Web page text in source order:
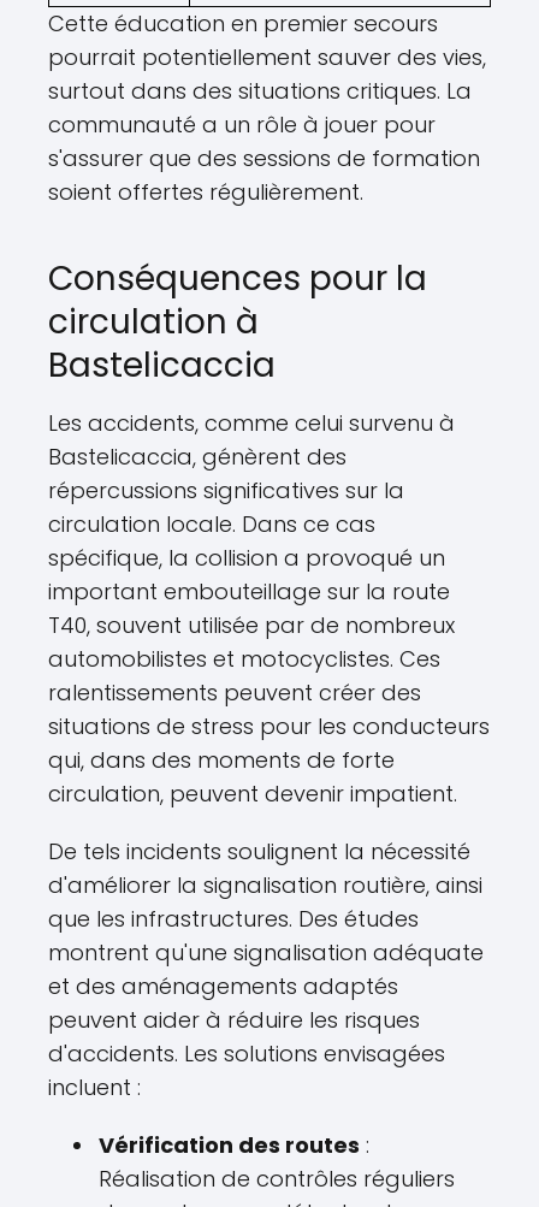
Cette éducation en premier secours
pourrait potentiellement sauver des vies,
surtout dans des situations critiques. La
communauté a un rôle à jouer pour
s'assurer que des sessions de formation
soient offertes régulièrement.
Conséquences pour la
circulation à
Bastelicaccia
Les accidents, comme celui survenu à
Bastelicaccia, génèrent des
répercussions significatives sur la
circulation locale. Dans ce cas
spécifique, la collision a provoqué un
important embouteillage sur la route
T40, souvent utilisée par de nombreux
automobilistes et motocyclistes. Ces
ralentissements peuvent créer des
situations de stress pour les conducteurs
qui, dans des moments de forte
circulation, peuvent devenir impatient.
De tels incidents soulignent la nécessité
d'améliorer la signalisation routière, ainsi
que les infrastructures. Des études
montrent qu'une signalisation adéquate
et des aménagements adaptés
peuvent aider à réduire les risques
d'accidents. Les solutions envisagées
incluent :
Vérification des routes :
Réalisation de contrôles réguliers